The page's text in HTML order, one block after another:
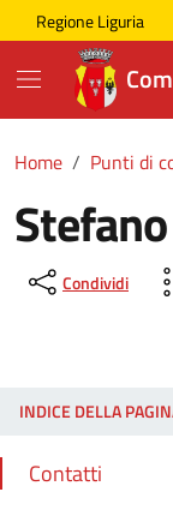
Skip to main content
Comune di Celle Ligure
Regione Liguria
Home Punti di
Condividi
INDICE DELLA
Contatti